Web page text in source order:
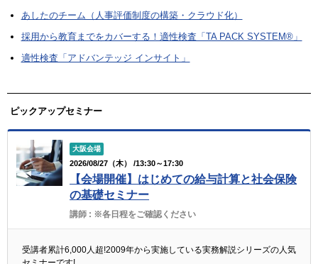
あしたのチーム（人事評価制度の構築・クラウド化）
採用から教育までをカバーする！適性検査「TA PACK SYSTEM®」
適性検査「アドバンテッジ インサイト」
ピックアップセミナー
大阪会場
2026/08/27（木） /13:30～17:30
【会場開催】はじめての給与計算と社会保険
の基礎セミナー
講師 : ※各日程をご確認ください
受講者累計6,000人超!2009年から実施している実務解説シリーズの人気